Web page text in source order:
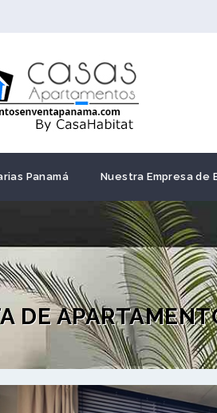
Panamá Nuestra Empresa de
DE